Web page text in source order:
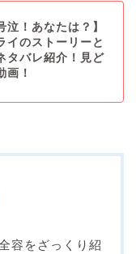
泣！あなたは？】
イのストーリーと
タバレ紹介！見ど
画！
容をざっくり紹